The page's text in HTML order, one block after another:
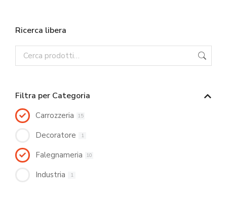
Ricerca libera
Filtra per Categoria
Carrozzeria 15
Decoratore 1
Falegnameria 10
Industria 1